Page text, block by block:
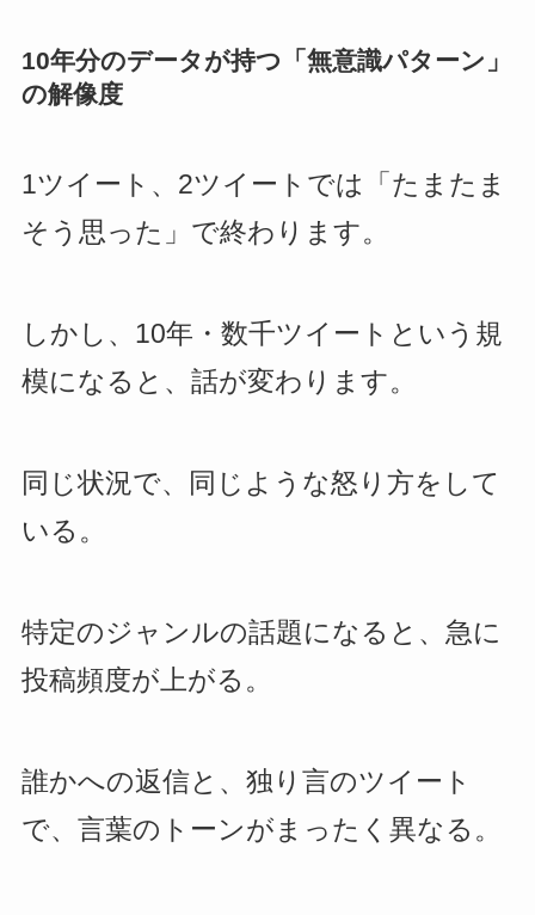
10年分のデータが持つ「無意識パターン」
の解像度
1ツイート、2ツイートでは「たまたま
そう思った」で終わります。
しかし、10年・数千ツイートという規
模になると、話が変わります。
同じ状況で、同じような怒り方をして
いる。
特定のジャンルの話題になると、急に
投稿頻度が上がる。
誰かへの返信と、独り言のツイート
で、言葉のトーンがまったく異なる。